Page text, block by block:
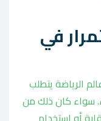
في
الرياضة يتطلب
سواء كان ذلك من